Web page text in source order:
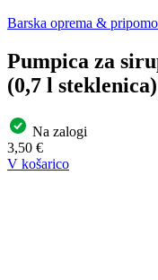
Barska oprema &
Pumpica za
(0,7 l steklenica)
Na zalogi
3,50 €
V košarico